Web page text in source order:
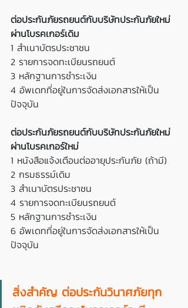
ต่อประกันภัยรถยนต์กับบริษัทประกันภัยใหม่
ผ่านโบรคเกอร์เดิม
1 สำเนาบัตรประชาชน
2 รายการจดทะเบียนรถยนต์
3 หลักฐานการชำระเงิน
4 อัพเดทที่อยู่ในการจัดส่งเอกสารให้เป็น
ปัจจุบัน
ต่อประกันภัยรถยนต์กับบริษัทประกันภัยใหม่
ผ่านโบรคเกอร์ใหม่
1 หนังสือแจ้งเตือนต่ออายุประกันภัย (ถ้ามี)
2 กรมธรรม์เดิม
3 สำเนาบัตรประชาชน
4 รายการจดทะเบียนรถยนต์
5 หลักฐานการชำระเงิน
6 อัพเดทที่อยู่ในการจัดส่งเอกสารให้เป็น
ปัจจุบัน
สิ่งสำคัญ ต่อประกันวินาศภัยทุก